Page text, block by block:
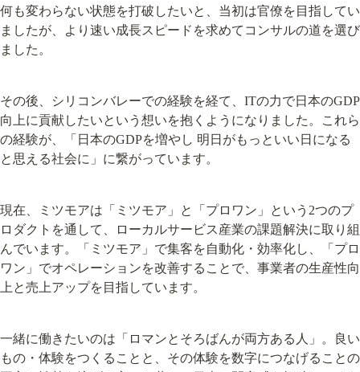
何も変わらない状態を打破したいと、当初は官僚を目指してい
ましたが、より速い成長スピードを求めてコンサルの道を選び
ました。
その後、シリコンバレーでの経験を経て、ITの力で日本のGDP
向上に貢献したいという想いを抱くようになりました。これら
の経験が、「日本のGDPを増やし 明日がもっといい日になる
と思える社会に」に繋がっています。
現在、ミツモアは「ミツモア」と「プロワン」という2つのプ
ロダクトを通して、ローカルサービス産業の課題解決に取り組
んでいます。「ミツモア」で集客を自動化・効率化し、「プロ
ワン」でオペレーションを改善することで、事業者の生産性向
上と売上アップを目指しています。
一緒に働きたいのは「ロマンとそろばんが両方ある人」。良い
もの・体験をつくることと、その体験を数字につなげることの